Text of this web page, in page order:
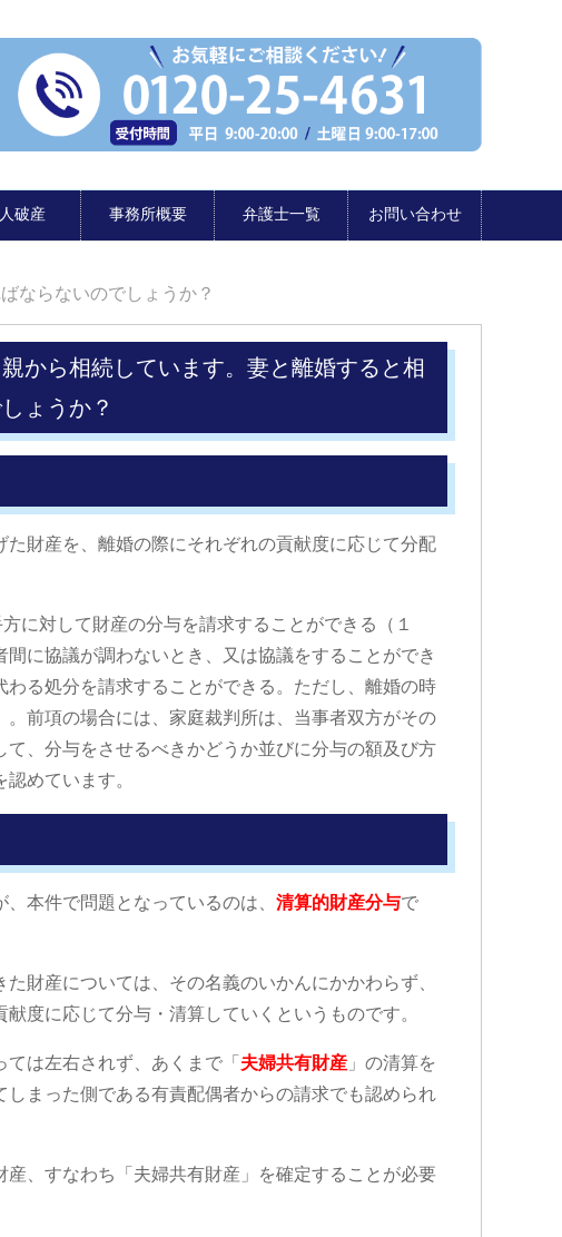
破産 事務所概要 弁護士一覧 お問い合わせ
ならないのでしょうか？
から相続しています。妻と離婚すると相
ょうか？
財産を、離婚の際にそれぞれの貢献度に応じて分配
に対して財産の分与を請求することができる（１
に協議が調わないとき、又は協議をすることができ
る処分を請求することができる。ただし、離婚の時
前項の場合には、家庭裁判所は、当事者双方がその
、分与をさせるべきかどうか並びに分与の額及び方
めています。
本件で問題となっているのは、 清算的財産分与で
財産については、その名義のいかんにかかわらず、
度に応じて分与・清算していくというものです。
は左右されず、あくまで「 夫婦共有財産 」の清算を
まった側である有責配偶者からの請求でも認められ
、すなわち「夫婦共有財産」を確定することが必要